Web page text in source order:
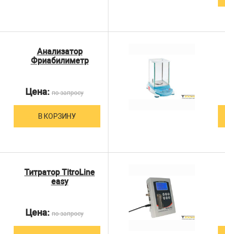
Анализатор
Фриабилиметр
Цена: по запросу
В КОРЗИНУ
Титратор TitroLine
easy
Цена: по запросу